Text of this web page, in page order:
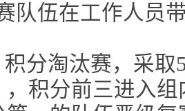
队伍在工作人员
分淘汰赛，采
，积分前三进入